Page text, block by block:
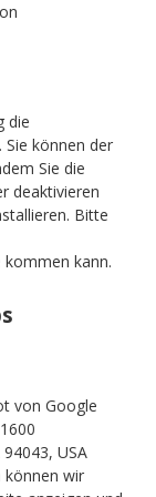
die
Sie können der
Sie die
deaktivieren
Bitte
kommen kann.
von Google
USA
können wir